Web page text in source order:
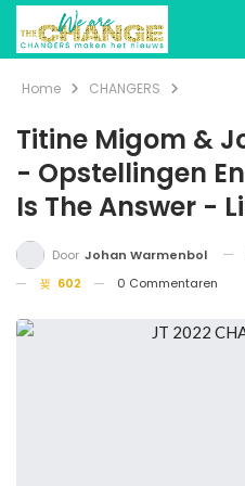
Home CHANGERS
Titine Migom &
- Opstellingen
Is The Answer -
Door Johan Warmenbol
602
0 Commentaren